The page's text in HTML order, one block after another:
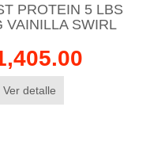
PROTEIN 5 LBS
VAINILLA SWIRL
Ver detalle